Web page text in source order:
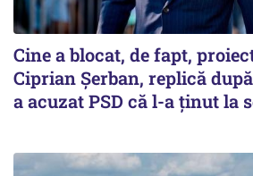
Cine a blocat, de fapt,
Ciprian Șerban, replică
a acuzat PSD că l-a ținut la